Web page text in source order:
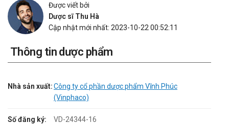
Được viết bởi
Dược sĩ Thu Hà
Cập nhật mới nhất: 2023-10-22 00:52:11
Thông tin dược phẩm
Nhà sản xuất:Công ty cổ phần dược phẩm Vĩnh Phúc
(Vinphaco)
Số đăng ký: VD-24344-16